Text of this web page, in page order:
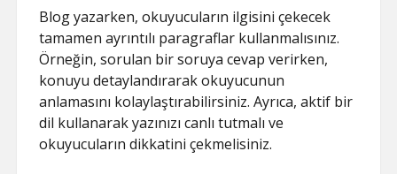
Blog yazarken, okuyucuların ilgisini çekecek
tamamen ayrıntılı paragraflar kullanmalısınız.
Örneğin, sorulan bir soruya cevap verirken,
konuyu detaylandırarak okuyucunun
anlamasını kolaylaştırabilirsiniz. Ayrıca, aktif bir
dil kullanarak yazınızı canlı tutmalı ve
okuyucuların dikkatini çekmelisiniz.